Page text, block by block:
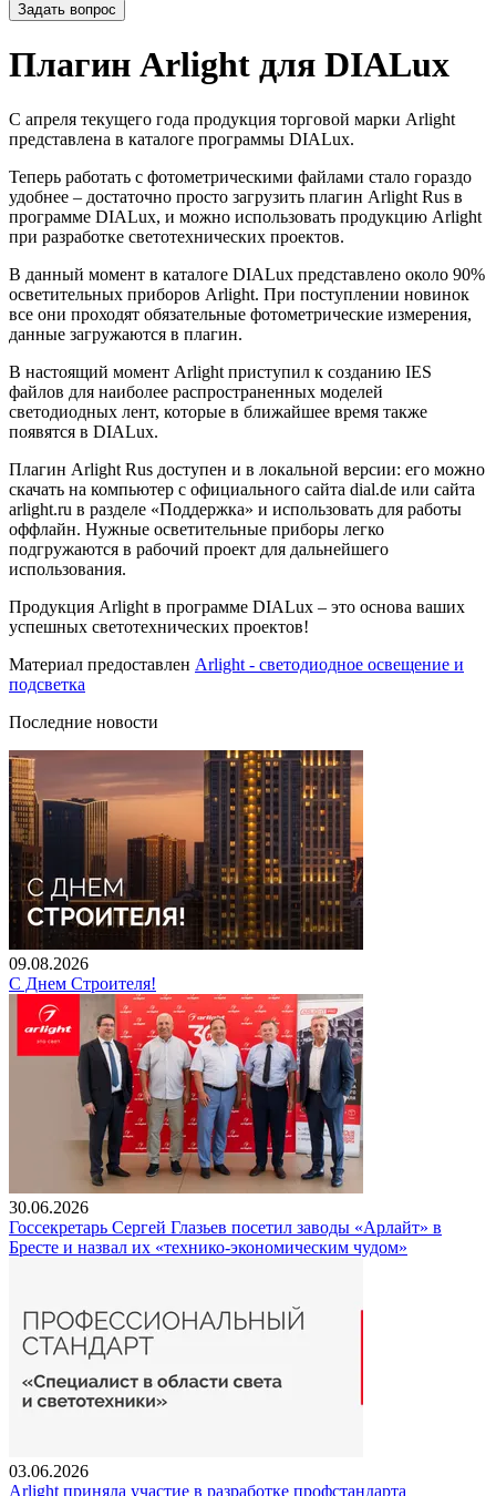
Задать вопрос
Плагин Arlight для DIALux
С апреля текущего года продукция торговой марки Arlight
представлена в каталоге программы DIALux.
Теперь работать с фотометрическими файлами стало гораздо
удобнее – достаточно просто загрузить плагин Arlight Rus в
программе DIALux, и можно использовать продукцию Arlight
при разработке светотехнических проектов.
В данный момент в каталоге DIALux представлено около 90%
осветительных приборов Arlight. При поступлении новинок
все они проходят обязательные фотометрические измерения,
данные загружаются в плагин.
В настоящий момент Arlight приступил к созданию IES
файлов для наиболее распространенных моделей
светодиодных лент, которые в ближайшее время также
появятся в DIALux.
Плагин Arlight Rus доступен и в локальной версии: его можно
скачать на компьютер с официального сайта dial.de или сайта
arlight.ru в разделе «Поддержка» и использовать для работы
оффлайн. Нужные осветительные приборы легко
подгружаются в рабочий проект для дальнейшего
использования.
Продукция Arlight в программе DIALux – это основа ваших
успешных светотехнических проектов!
Материал предоставлен Arlight - светодиодное освещение и
подсветка
Последние новости
09.08.2026
С Днем Строителя!
30.06.2026
Госсекретарь Сергей Глазьев посетил заводы «Арлайт» в
Бресте и назвал их «технико-экономическим чудом»
03.06.2026
Arlight приняла участие в разработке профстандарта